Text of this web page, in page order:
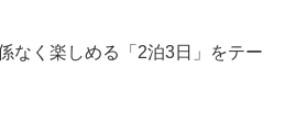
なく楽しめる「2泊3日」をテー